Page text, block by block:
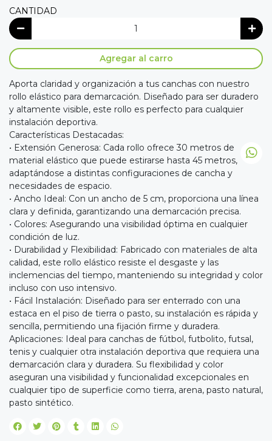
CANTIDAD
Agregar al carro
Aporta claridad y organización a tus canchas con nuestro
rollo elástico para demarcación. Diseñado para ser duradero
y altamente visible, este rollo es perfecto para cualquier
instalación deportiva.
Características Destacadas:
• Extensión Generosa: Cada rollo ofrece 30 metros de
material elástico que puede estirarse hasta 45 metros,
adaptándose a distintas configuraciones de cancha y
necesidades de espacio.
• Ancho Ideal: Con un ancho de 5 cm, proporciona una línea
clara y definida, garantizando una demarcación precisa.
• Colores: Asegurando una visibilidad óptima en cualquier
condición de luz.
• Durabilidad y Flexibilidad: Fabricado con materiales de alta
calidad, este rollo elástico resiste el desgaste y las
inclemencias del tiempo, manteniendo su integridad y color
incluso con uso intensivo.
• Fácil Instalación: Diseñado para ser enterrado con una
estaca en el piso de tierra o pasto, su instalación es rápida y
sencilla, permitiendo una fijación firme y duradera.
Aplicaciones: Ideal para canchas de fútbol, futbolito, futsal,
tenis y cualquier otra instalación deportiva que requiera una
demarcación clara y duradera. Su flexibilidad y color
aseguran una visibilidad y funcionalidad excepcionales en
cualquier tipo de superficie como tierra, arena, pasto natural,
pasto sintético.